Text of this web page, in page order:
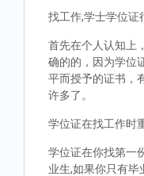
找工作,学士学位证
首先在个人认知上
确的的，因为学位
平而授予的证书，
许多了。
学位证在找工作时
学位证在你找第一
业生,如果你只有毕